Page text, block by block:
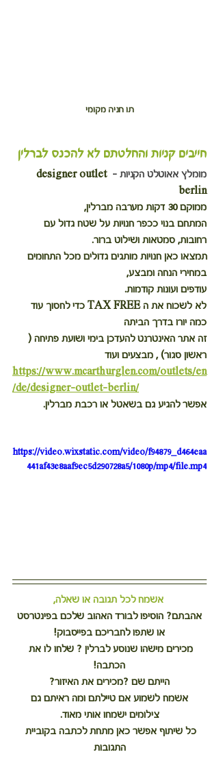
תו חניה מקומי
חייבים קניות והחלטתם לא להכנס לברלין
מומלץ אאוטלט הקניות - designer outlet
berlin
ממוקם 30 דקות מערבה מברלין,
המתחם בנוי ככפר חנויות על שטח גדול עם
רחובות, סמטאות ושילוט ברור.
תמצאו כאן חנויות מותגים גדולים מכל התחומים
במחירי הנחה ומבצע,
עודפים ועונות קודמות.
לא לשכוח את ה TAX FREE כדי לחסוך עוד
כמה יורו בדרך הביתה
זה אתר האינטרנט להעדכן בימי ושועת פתיחה (
ראשון סגור) , מבצעים ועוד
https://www.mcarthurglen.com/outlets/en
/de/designer-outlet-berlin/
אפשר להגיע גם בשאטל או רכבת מברלין.
https://video.wixstatic.com/video/f94879_d464eaa
441af43e8aaf9ec5d290728a5/1080p/mp4/file.mp4
אשמח לכל תגובה או שאלה,
אהבתם? הוסיפו לבורד האהוב שלכם בפינטרסט
או שתפו לחבריכם בפייסבוק!
מכירים מישהו שנוסע לברלין ? שלחו לו את
הכתבה!
הייתם שם ?מכירים את האיזור?
אשמח לשמוע אם טיילתם ומה ראיתם גם
צילומים ישמחו אותי מאוד.
כל שיתוף אפשר כאן מתחת לכתבה בקוביית
התגובות